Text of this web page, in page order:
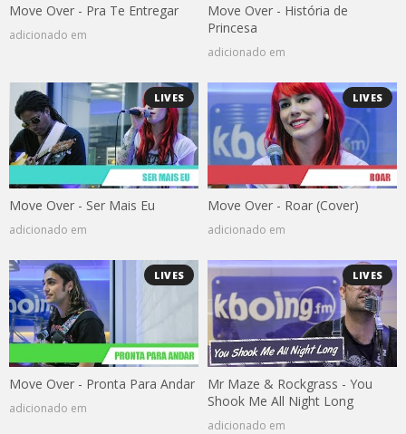
Move Over - Pra Te Entregar
adicionado em
Move Over - História de
Princesa
adicionado em
LIVES
Move Over - Ser Mais Eu
adicionado em
LIVES
Move Over - Roar (Cover)
adicionado em
LIVES
Move Over - Pronta Para Andar
adicionado em
LIVES
Mr Maze & Rockgrass - You
Shook Me All Night Long
adicionado em